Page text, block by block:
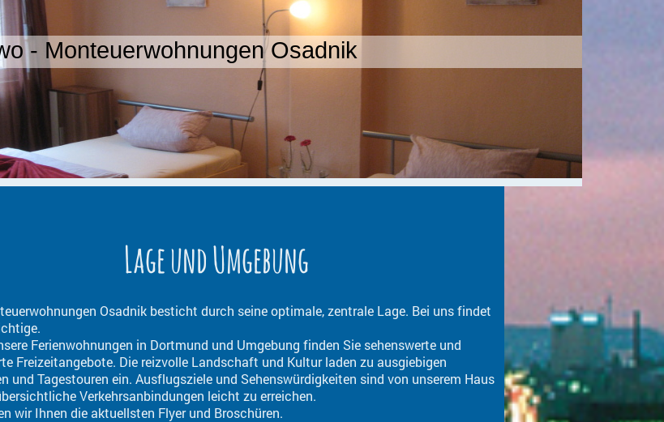
- Monteuerwohnungen Osadnik
Lage und Umgebung
Osadnikbesticht durch seine optimale, zentrale Lage. Bei uns findet
Ferienwohnungen in Dortmund und Umgebung finden Sie sehenswerte und
Freizeitangebote. Die reizvolle Landschaft und Kultur laden zu ausgiebigen
und Tagestouren ein. Ausflugsziele und Sehenswürdigkeiten sind von unserem Haus
Verkehrsanbindungen leicht zu erreichen.
wir Ihnen die aktuellsten Flyer und Broschüren.